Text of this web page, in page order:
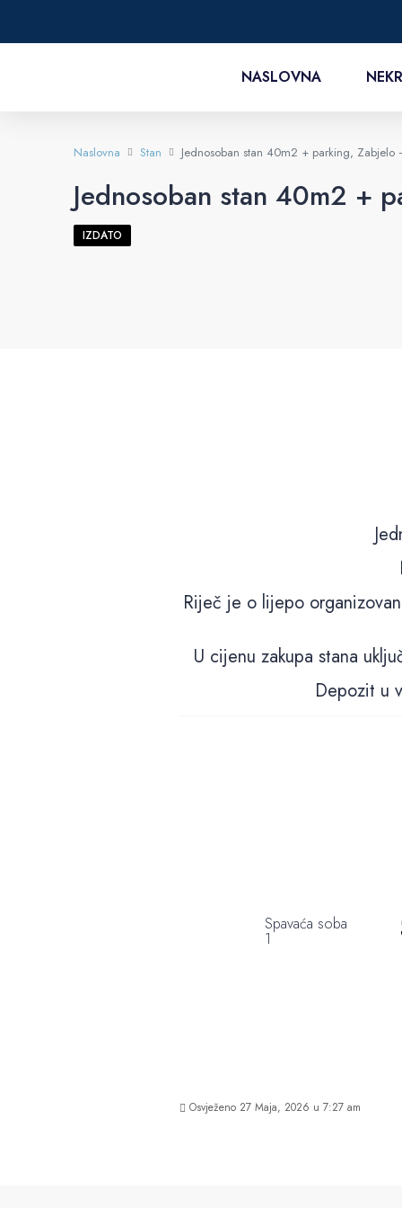
NASLOVNA
Naslovna Stan Jednosoban stan 40m2 + parking, Zabjelo
Jednosoban stan 40m2 +
IZDATO
Riječ je o lijepo
U cijenu zakupa stana
Depozit u
Spavaća soba
1
Osvježeno 27 Maja, 2026 u 7:27 am